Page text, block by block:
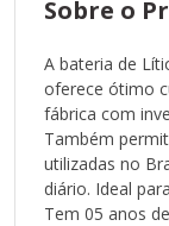
1
Sobre o
A bateria de
oferece ótimo
fábrica com
Também
utilizadas no
diário. Ideal
Tem 05 anos